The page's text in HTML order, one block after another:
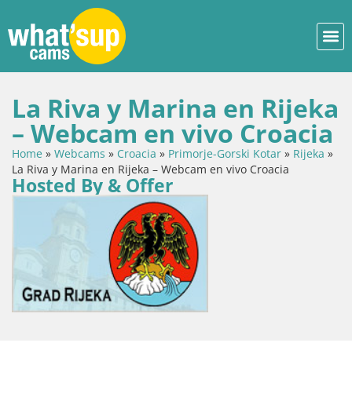
La Riva y Marina en Rijeka
– Webcam en vivo Croacia
Home » Webcams » Croacia » Primorje-Gorski Kotar » Rijeka »
La Riva y Marina en Rijeka – Webcam en vivo Croacia
Hosted By & Offer